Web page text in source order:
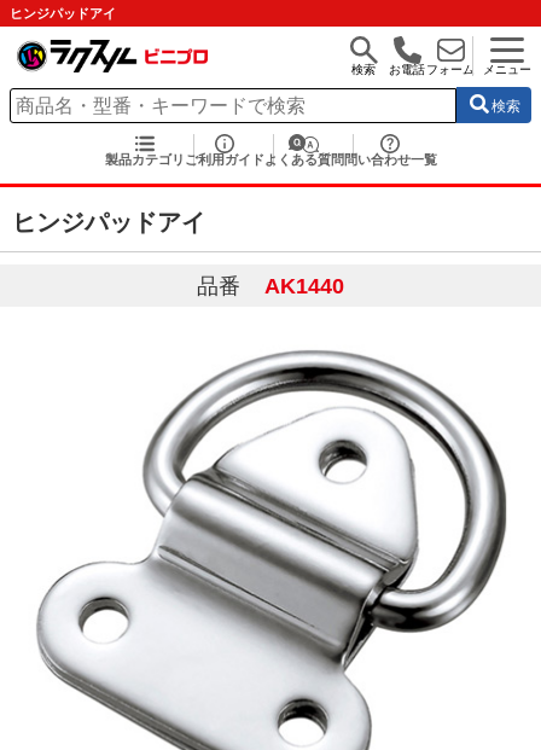
ヒンジパッドアイ
検索 お電話フォーム メニュー
検索
製品カテゴリ ご利用ガイド よくある質問 問い合わせ一覧
ヒンジパッドアイ
品番 AK1440